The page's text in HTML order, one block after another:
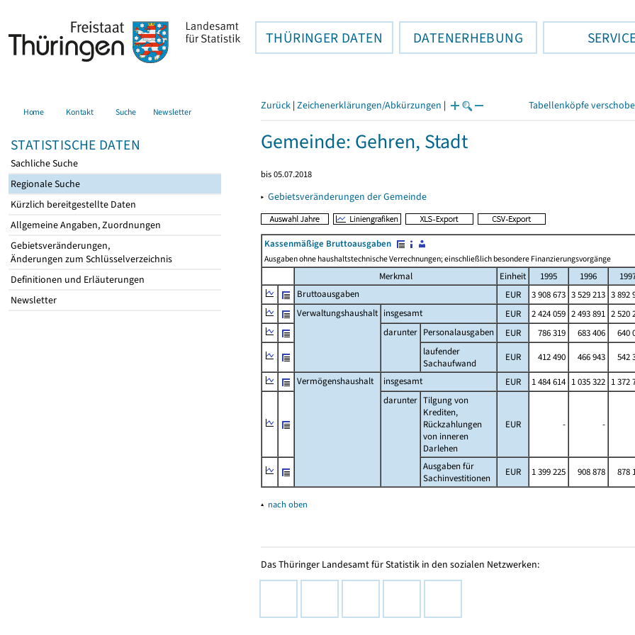
THÜRINGER DATEN DATENERHEBUNG
Home Kontakt Suche Newsletter
STATISTISCHE DATEN
Sachliche Suche
Regionale Suche
Kürzlich bereitgestellte Daten
Allgemeine Angaben, Zuordnungen
Gebietsveränderungen,
Änderungen zum Schlüsselverzeichnis
Definitionen und Erläuterungen
Newsletter
Zurück | Zeichenerklärungen/Abkürzungen | Tabellenköpfe
Gemeinde: Gehren, Stadt
bis 05.07.2018
▸ Gebietsveränderungen der Gemeinde
Kassenmäßige Bruttoausgaben
Ausgaben ohne haushaltstechnische Verrechnungen; einschließlich besondere Finanzierungsvorgänge
Merkmal Einheit 1995 1996
Bruttoausgaben
EUR 3 908 673 3 529 213 3 892
Verwaltungshaushalt insgesamt EUR 2 424 059 2 493 891 2 520
darunter Personalausgaben EUR 786 319 683 406 640
laufender
Sachaufwand
EUR 412 490 466 943 542
Vermögenshaushalt
insgesamt EUR 1 484 614 1 035 322 1 372
darunter Tilgung von
Krediten,
Rückzahlungen
von inneren
Darlehen
EUR - -
Ausgaben für
Sachinvestitionen
EUR 1 399 225 908 878 878
▴ nach oben
Das Thüringer Landesamt für Statistik in den sozialen Netzwerken: